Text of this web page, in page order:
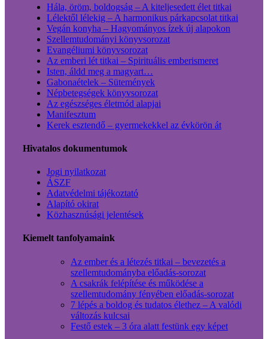
Hála, öröm, boldogság – A kiteljesedett élet titkai
Lélektől lélekig – A harmonikus párkapcsolat titkai
Vegán konyha – Hagyományos ízek új alapokon
Szellemtudományi könyvsorozat
Evangéliumi könyvsorozat
Az emberi lét titkai – Spirituális emberismeret
Isten, áldd meg a magyart…
Gabonaételek – Sütemények
Népbetegségek könyvsorozat
Az egészséges életmód alapjai
Manifesztum
Kerek esztendő – gyermekekkel az évkörön át
Hivatalos dokumentumok
Jogi nyilatkozat
ÁSZF
Adatvédelmi tájékoztató
Alapító okirat
Közhasznúsági jelentések
Kiemelt tanfolyamaink
Az ember és a létezés titkai – bevezetés a
szellemtudományba előadás-sorozat
A csakrák felépítése és működése a
szellemtudomány fényében előadás-sorozat
7 lépés a boldog és tudatos élethez – A valódi
változás kulcsai
Festő estek – 3 óra alatt festünk egy képet